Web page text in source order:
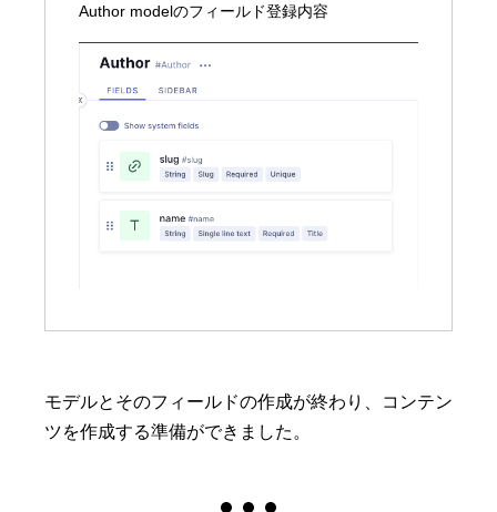
Author modelのフィールド登録内容
モデルとそのフィールドの作成が終わり、コンテン
ツを作成する準備ができました。